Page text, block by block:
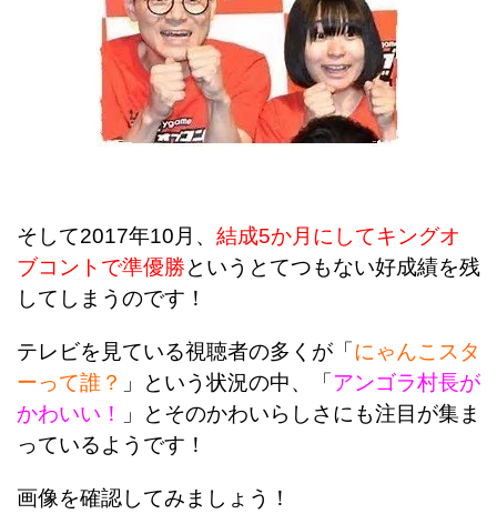
そして2017年10月、 結成5か月にしてキングオ
ブコントで準優勝というとてつもない好成績を残
してしまうのです！
テレビを見ている視聴者の多くが「 にゃんこスタ
ーって誰？ 」という状況の中、「 アンゴラ村長が
かわいい！
」とそのかわいらしさにも注目が集ま
っているようです！
画像を確認してみましょう！